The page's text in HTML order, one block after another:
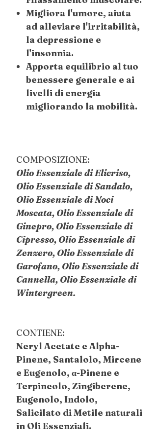
Migliora l'umore, aiuta
ad alleviare l'irritabilità,
la depressione e
l'insonnia.
Apporta equilibrio al tuo
benessere generale e ai
livelli di energia
migliorando la mobilità.
COMPOSIZIONE:
Olio Essenziale di Elicriso,
Olio Essenziale di Sandalo,
Olio Essenziale di Noci
Moscata, Olio Essenziale di
Ginepro, Olio Essenziale di
Cipresso, Olio Essenziale di
Zenzero, Olio Essenziale di
Garofano, Olio Essenziale di
Cannella, Olio Essenziale di
Wintergreen.
CONTIENE:
Neryl Acetate e Alpha-
Pinene, Santalolo, Mircene
e Eugenolo, α-Pinene e
Terpineolo, Zingiberene,
Eugenolo, Indolo,
Salicilato di Metile naturali
in Oli Essenziali.